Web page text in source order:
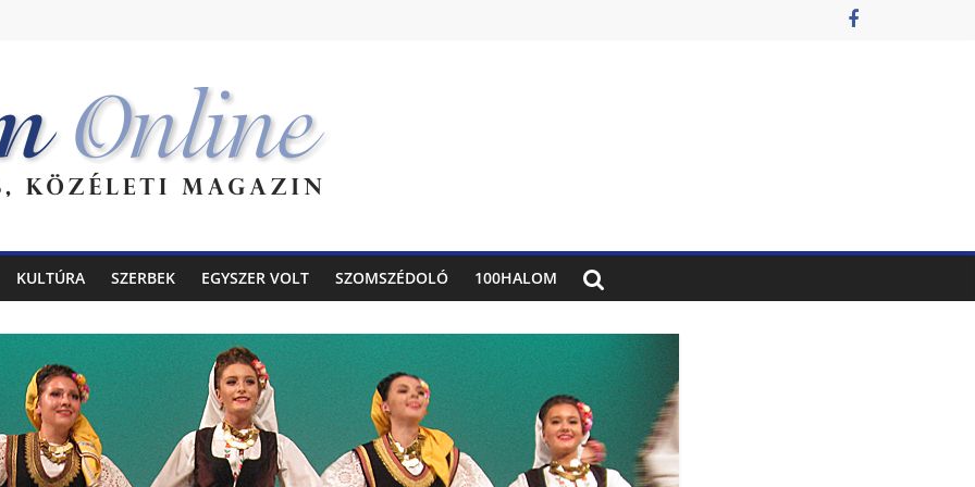
KULTÚRA SZERBEK EGYSZER VOLT SZOMSZÉDOLÓ 100HALOM